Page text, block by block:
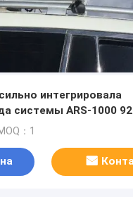
интегрировала
системы ARS-1000
：1